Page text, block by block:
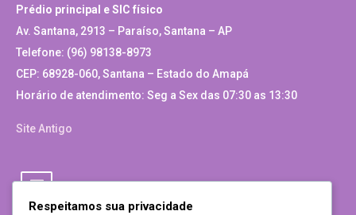
Prédio principal e SIC físico
Av. Santana, 2913 – Paraíso, Santana – AP
Telefone: (96) 98138-8973
CEP: 68928-060, Santana – Estado do Amapá
Horário de atendimento: Seg a Sex das 07:30 as 13:30
Site Antigo
Respeitamos sua privacidade